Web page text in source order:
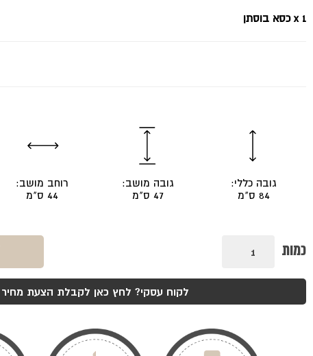
x 1כסא בוסתן
גובה כללי:
84 ס"מ
גובה מושב:
47 ס"מ
רוחב מושב:
44 ס"מ
כמות
בוסתן
לקוח עסקי? לחץ כאן לקבלת הצעת מחיר